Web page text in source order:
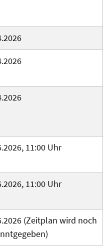
11:00 Uhr
11:00 Uhr
(Zeitplan wird noch